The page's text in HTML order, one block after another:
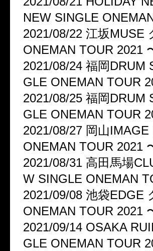
NEW SINGLE
2021/08/22 江坂MUSE
ONEMAN TOUR 2021
2021/08/24 福岡
GLE ONEMAN TOUR
2021/08/25 福岡
GLE ONEMAN TOUR
2021/08/27 岡山
ONEMAN TOUR 2021
2021/08/31 高田馬場
W SINGLE ONEMAN
2021/09/08 池袋EDGE
ONEMAN TOUR 2021
2021/09/14 OSAKA
GLE ONEMAN TOUR